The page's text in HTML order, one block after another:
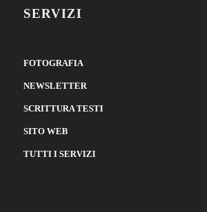
SERVIZI
FOTOGRAFIA
NEWSLETTER
SCRITTURA TESTI
SITO WEB
TUTTI I SERVIZI